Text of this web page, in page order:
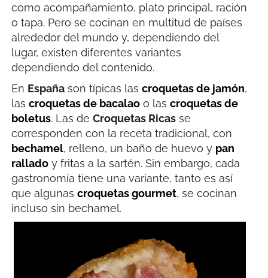
como acompañamiento, plato principal, ración
o tapa. Pero se cocinan en multitud de países
alrededor del mundo y, dependiendo del
lugar, existen diferentes variantes
dependiendo del contenido.
En España son típicas lascroquetas de jamón,
lascroquetas de bacalao o lascroquetas de
boletus. Las deCroquetas Ricas se
corresponden con la receta tradicional, con
bechamel, relleno, un baño de huevo y pan
rallado y fritas a la sartén. Sin embargo, cada
gastronomía tiene una variante, tanto es así
que algunascroquetas gourmet, se cocinan
incluso sin bechamel.